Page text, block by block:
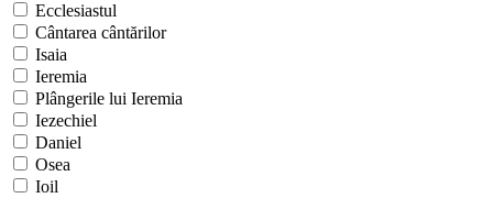
Ecclesiastul
Cântarea cântărilor
Isaia
Ieremia
Plângerile lui Ieremia
Iezechiel
Daniel
Osea
Ioil